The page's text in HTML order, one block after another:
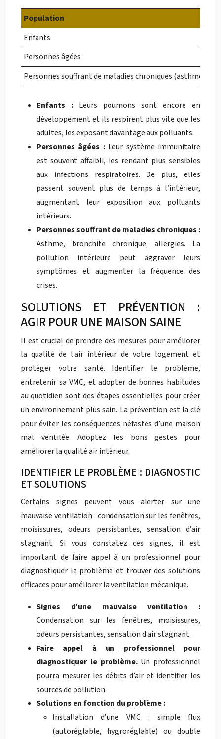
Population
Enfants
Personnes âgées
Personnes souffrant de maladies chroniques (asthme,
Enfants : Leurs poumons sont encore en
développement et ils respirent plus vite que les
adultes, les exposant davantage aux polluants.
Personnes âgées : Leur système immunitaire
est souvent affaibli, les rendant plus sensibles
aux infections respiratoires. De plus, elles
passent souvent plus de temps à l’intérieur,
augmentant leur exposition aux polluants
intérieurs.
Personnes souffrant de maladies chroniques :
Asthme, bronchite chronique, allergies. La
pollution intérieure peut aggraver leurs
symptômes et augmenter la fréquence des
crises.
SOLUTIONS ET PRÉVENTION :
AGIR POUR UNE MAISON SAINE
Il est crucial de prendre des mesures pour améliorer
la qualité de l’air intérieur de votre logement et
protéger votre santé. Identifier le problème,
entretenir sa VMC, et adopter de bonnes habitudes
au quotidien sont des étapes essentielles pour créer
un environnement plus sain. La prévention est la clé
pour éviter les conséquences néfastes d’une maison
mal ventilée. Adoptez les bons gestes pour
améliorer la qualité air intérieur.
IDENTIFIER LE PROBLÈME : DIAGNOSTIC
ET SOLUTIONS
Certains signes peuvent vous alerter sur une
mauvaise ventilation : condensation sur les fenêtres,
moisissures, odeurs persistantes, sensation d’air
stagnant. Si vous constatez ces signes, il est
important de faire appel à un professionnel pour
diagnostiquer le problème et trouver des solutions
efficaces pour améliorer la ventilation mécanique.
Signes d’une mauvaise ventilation :
Condensation sur les fenêtres, moisissures,
odeurs persistantes, sensation d’air stagnant.
Faire appel à un professionnel pour
diagnostiquer le problème. Un professionnel
pourra mesurer les débits d’air et identifier les
sources de pollution.
Solutions en fonction du problème :
Installation d’une VMC : simple flux
(autoréglable, hygroréglable) ou double